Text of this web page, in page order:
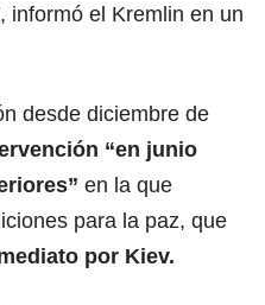
informó el Kremlin en un
desde diciembre de
“en junio
en la que
para la paz, que
por Kiev.